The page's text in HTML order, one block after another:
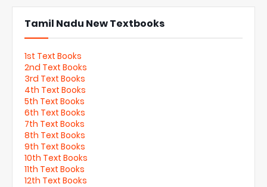
Tamil Nadu New Textbooks
1st Text Books
2nd Text Books
3rd Text Books
4th Text Books
5th Text Books
6th Text Books
7th Text Books
8th Text Books
9th Text Books
10th Text Books
11th Text Books
12th Text Books